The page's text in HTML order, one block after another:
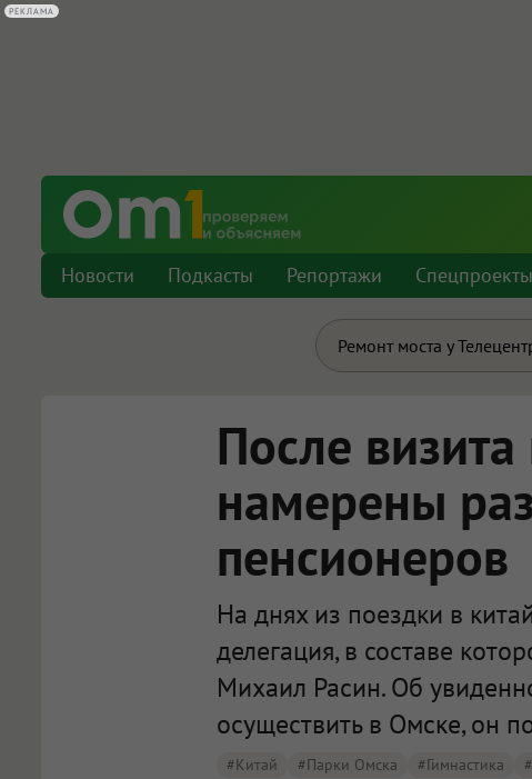
Новости Подкасты Репортажи Спецпроекты
Ремонт моста у
После
намерены
пенсионеров
На днях из поездки в
делегация, в составе
Михаил Расин. Об
осуществить в Омске, он
#Китай #Парки Омска #Гимнастика